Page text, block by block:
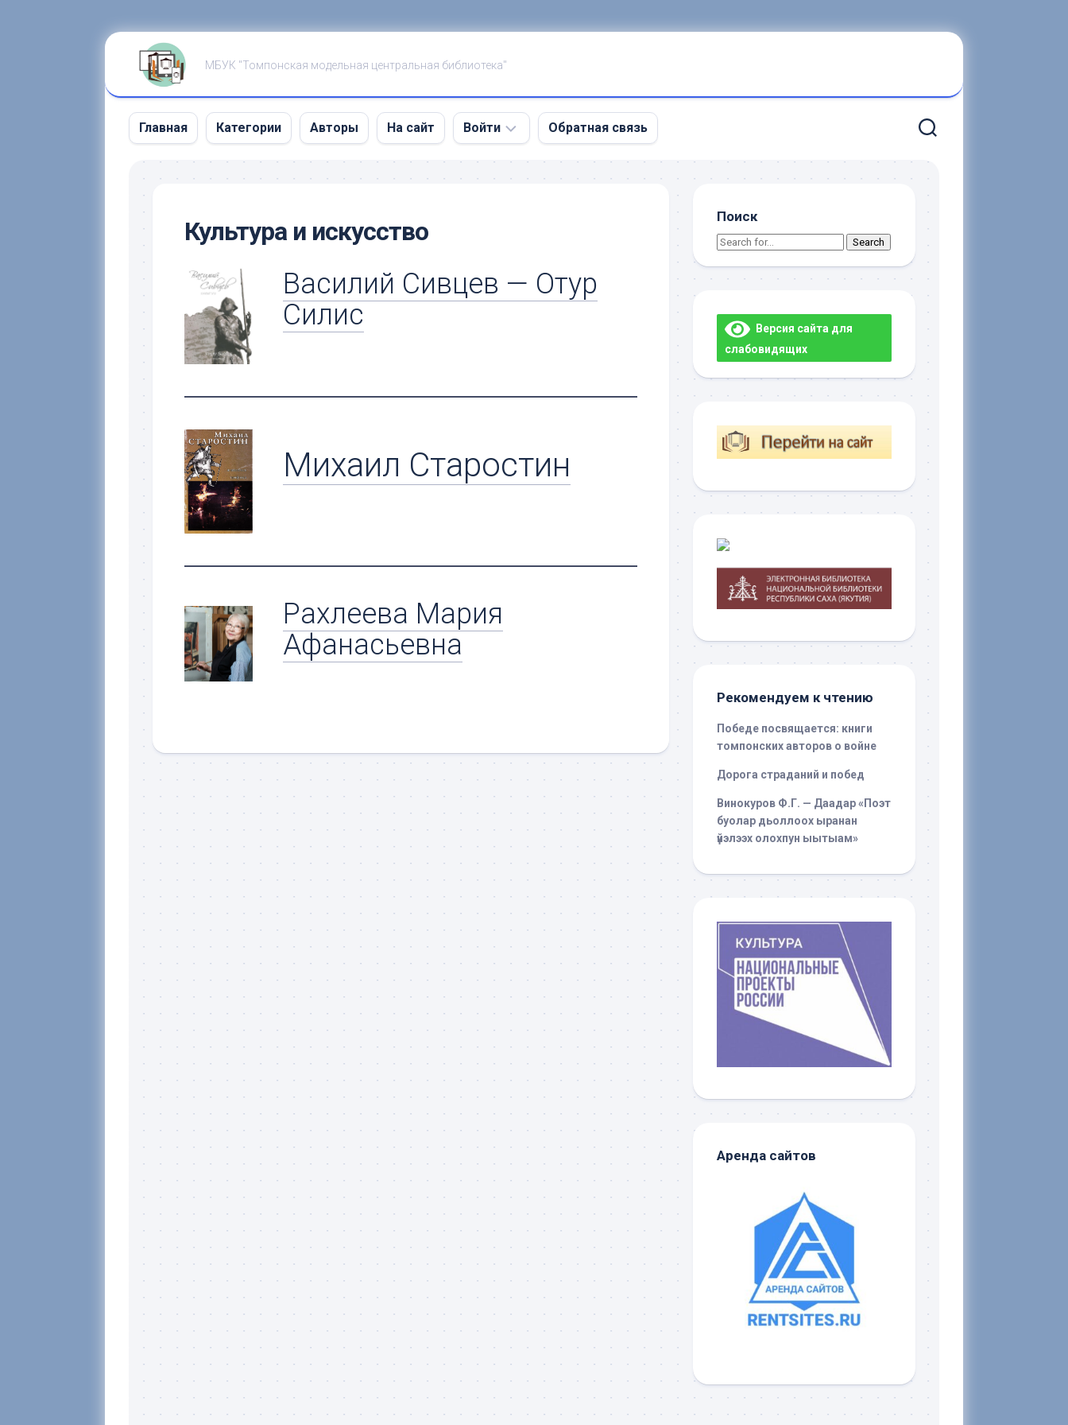
МБУК "Томпонская модельная центральная библиотека"
Главная Категории Авторы На сайт Войти Обратная связь
Культура и искусство
Василий Сивцев — Отур
Силис
Михаил Старостин
Рахлеева Мария
Афанасьевна
Поиск
Search
Версия сайта для
слабовидящих
Рекомендуем к чтению
Победе посвящается: книги
томпонских авторов о войне
Дорога страданий и побед
Винокуров Ф.Г. — Даадар «Поэт
буолар дьоллоох ыранан
үйэлээх олохпун ыытыам»
Аренда сайтов